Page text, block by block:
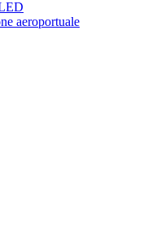
aeroportuale